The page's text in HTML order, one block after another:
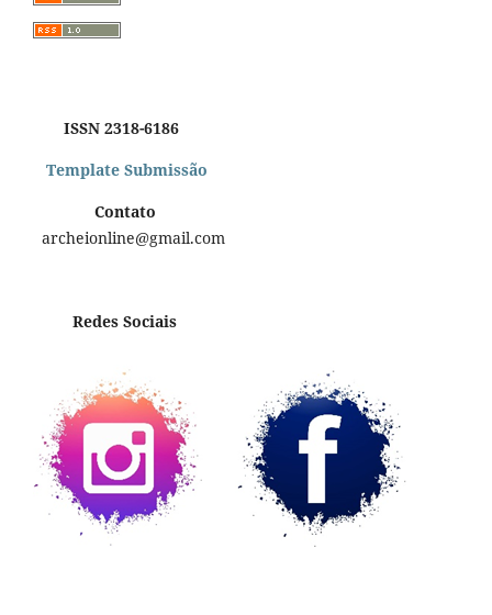
ISSN 2318-6186
Template Submissão
Contato
archeionline@gmail.com
Redes Sociais